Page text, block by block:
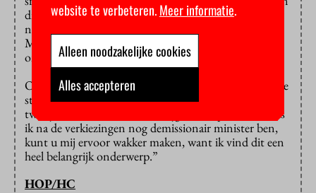
dit studiejaar er uitzien en wat het onderzoek oplevert
naar de effecten van de invoering van het leenstelsel.
Met het risico dat de besluitvorming over dit
onderwerp doorschuift naar het volgende kabinet.
Ook minister Bussemaker waarschuwt voor overhaaste
stappen: “We moeten niets besluiten waarover we in
twee jaar nadere informatie krijgen. In april of mei, als
ik na de verkiezingen nog demissionair minister ben,
kunt u mij ervoor wakker maken, want ik vind dit een
heel belangrijk onderwerp.”
HOP/HC
website te verbeteren.Meer informatie.
Alleen noodzakelijke cookies
Alles accepteren